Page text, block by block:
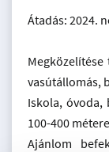
Átadás: 2024.
vasútállomás,
Iskola, óvoda,
100-400
Ajánlom